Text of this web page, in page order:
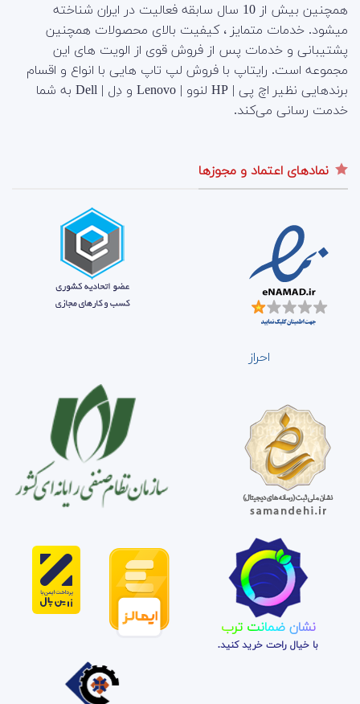
همچنین بیش از 10 سال سابقه فعالیت در ایران شناخته
میشود. خدمات متمایز ، کیفیت بالای محصولات همچنین
پشتیبانی و خدمات پس از فروش قوی از الویت های این
مجموعه است. رایتاپ با فروش لپ تاپ هایی با انواع و اقسام
برندهایی نظیر اچ پی | HP لنوو | Lenovo و دِل | Dell به شما
خدمت رسانی می‌کند.
نمادهای اعتماد و مجوزها
احراز
نشان ضمانت ترب
با خیال راحت خرید کنید.